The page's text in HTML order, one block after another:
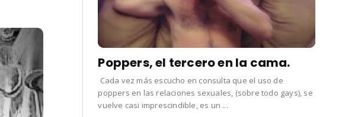
Poppers, el tercero en la cama.
Cada vez más escucho en consulta que el uso de
poppers en las relaciones sexuales, (sobre todo gays), se
vuelve casi imprescindible, es un ...